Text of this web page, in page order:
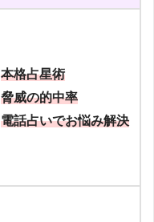
本格占星術
脅威の的中率
電話占いでお悩み解決